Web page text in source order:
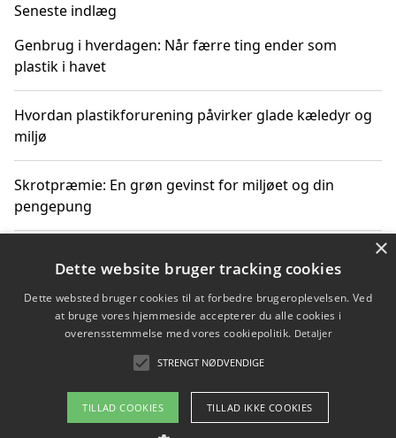
Seneste indlæg
Genbrug i hverdagen: Når færre ting ender som
plastik i havet
Hvordan plastikforurening påvirker glade kæledyr og
miljø
Skrotpræmie: En grøn gevinst for miljøet og din
pengepung
Hvordan blåfade med rist kan hjælpe med at reducere
plastik i havet
Spil kasinospil på et troværdigt online casino: Din
guide til sikker og sjov underholdning
Copyright 2026 - Pilanto Aps
×
Dette website bruger tracking cookies
Dette websted bruger cookies til at forbedre brugeroplevelsen. Ved
at bruge vores hjemmeside accepterer du alle cookies i
overensstemmelse med vores cookiepolitik. Detaljer
STRENGT NØDVENDIGE
TILLAD COOKIES TILLAD IKKE COOKIES